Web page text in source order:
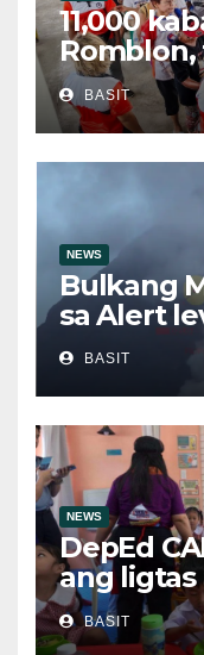
11,000
bigas sa
BASIT
NEWS
Bulkang
sa Alert
BASIT
NEWS
DepEd
ang ligtas
pagkain
Feeding
BASIT